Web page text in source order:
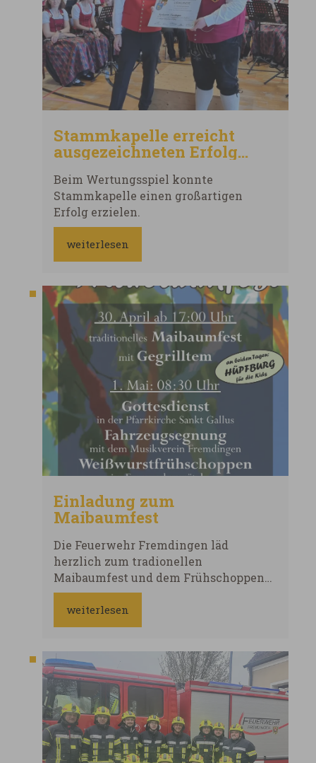
Stammkapelle erreicht
ausgezeichneten Erfolg
Beim Wertungsspiel konnte
Stammkapelle einen großartigen
Erfolg erzielen.
weiterlesen
Einladung zum
Maibaumfest
Die Feuerwehr Fremdingen läd
herzlich zum tradionellen
Maibaumfest und dem Frühschoppen
nach der Fahrzeugsegnung ein.
weiterlesen